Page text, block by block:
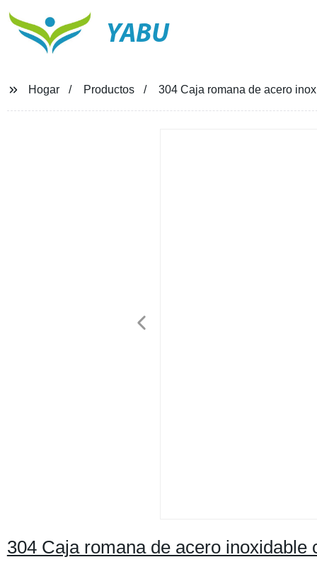
YABU
Hogar Productos 304 Caja romana de acero
304 Caja romana de acero inoxidable